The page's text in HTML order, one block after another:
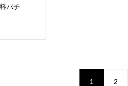
チン
1 2